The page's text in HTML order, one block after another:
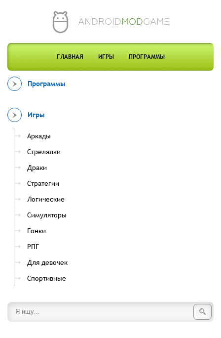
ANDROIDMODGAME
ГЛАВНАЯ ИГРЫ ПРОГРАММЫ
Программы
Игры
Аркады
Стрелялки
Драки
Стратегии
Логические
Симуляторы
Гонки
РПГ
Для девочек
Спортивные